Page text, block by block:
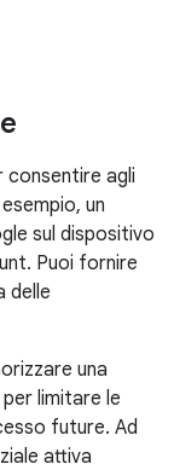
consentire agli
un
sul dispositivo
Puoi fornire
delle
una
limitare le
future. Ad
attiva